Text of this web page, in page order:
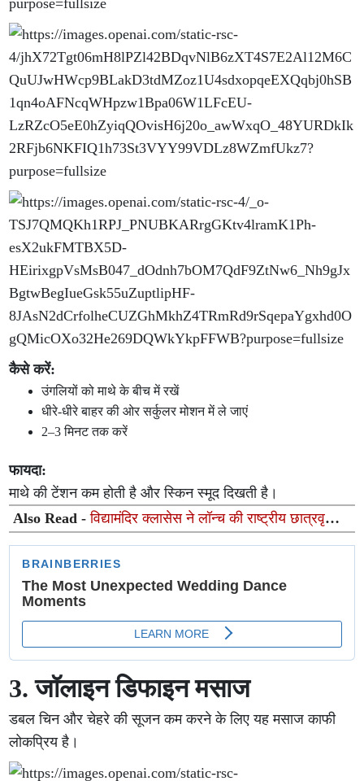
कैसे करें:
उंगलियों को माथे के बीच में रखें
धीरे-धीरे बाहर की ओर सर्कुलर मोशन में ले जाएं
2–3 मिनट तक करें
फायदा:
माथे की टेंशन कम होती है और स्किन स्मूद दिखती है।
Also Read -विद्यामंदिर क्लासेस ने लॉन्च की राष्ट्रीय छात्रवृत्ति
परीक्षा 'VIQ 2026', छात्रों को 100% तक स्कॉलरशिप का मिलेगा
3. जॉलाइन डिफाइन मसाज
डबल चिन और चेहरे की सूजन कम करने के लिए यह मसाज काफी
लोकप्रिय है।